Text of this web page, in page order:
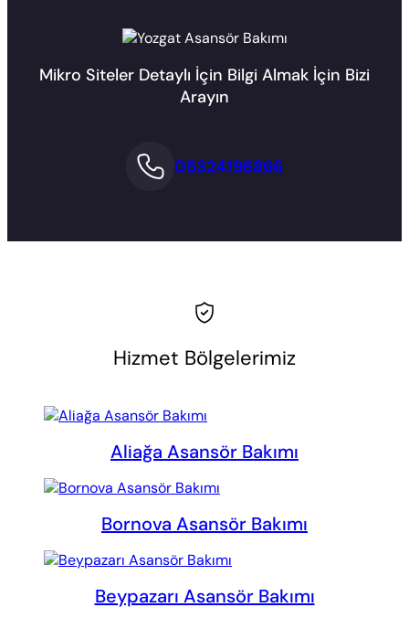
Mikro Siteler Detaylı İçin Bilgi Almak İçin Bizi
Arayın
05324196866
Hizmet Bölgelerimiz
Aliağa Asansör Bakımı
Bornova Asansör Bakımı
Beypazarı Asansör Bakımı